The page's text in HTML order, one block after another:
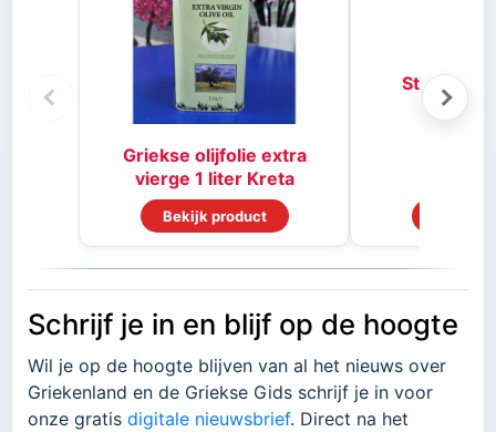
Griekse olijfolie extra
vierge 1 liter Kreta
Bekijk product
Stifado
Schrijf je in en blijf op de hoogte
Wil je op de hoogte blijven van al het nieuws over
Griekenland en de Griekse Gids schrijf je in voor
onze gratis digitale nieuwsbrief. Direct na het